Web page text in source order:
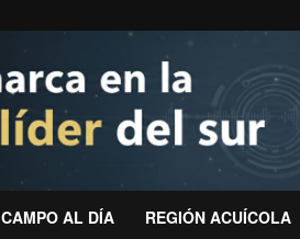
CAMPO AL DÍA REGIÓN ACUÍCOLA